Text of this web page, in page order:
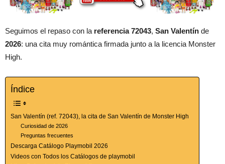
Seguimos el repaso con la referencia 72043, San Valentín de
2026: una cita muy romántica firmada junto a la licencia Monster
High.
Índice
San Valentín (ref. 72043), la cita de San Valentín de Monster High
Curiosidad de 2026
Preguntas frecuentes
Descarga Catálogo Playmobil 2026
Videos con Todos los Catálogos de playmobil